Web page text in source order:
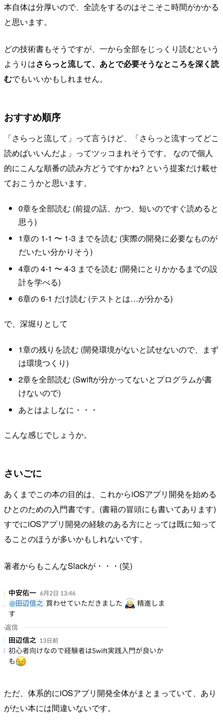
本自体は分厚いので、全読をするのはそこそこ時間がかかる
と思います。
どの技術書もそうですが、一から全部をじっくり読むという
ようりはさらっと流して、あとで必要そうなところを深く読
むでもいいかもしれません。
おすすめ順序
「さらっと流して」って言うけど、「さらっと流すってどこ
読めばいいんだよ」ってツッコまれそうです。 なので個人
的にこんな順番の読み方どうですかね? という提案だけ載せ
ておこうかと思います。
0章を全部読む (前提の話、かつ、短いのですぐ読めると
思う)
1章の 1-1 〜 1-3 までを読む (実際の開発に必要なものが
だいたい分かりそう)
4章の 4-1 〜 4-3 までを読む (開発にとりかかるまでの設
計を学べる)
6章の 6-1 だけ読む (テストとは…が分かる)
で、深堀りとして
1章の残りを読む (開発環境がないと試せないので、まず
は環境つくり)
2章を全部読む (Swiftが分かってないとプログラムが書
けないので)
あとはよしなに・・・
こんな感じでしょうか。
さいごに
あくまでこの本の目的は、これからiOSアプリ開発を始める
ひとのための入門書です。(書籍の冒頭にも書いてあります)
すでにiOSアプリ開発の経験のある方にとっては既に知って
ることのほうが多いかもしれないです。
著者からもこんなSlackが・・・(笑)
ただ、体系的にiOSアプリ開発全体がまとまっていて、あり
がたい本には間違いないです。